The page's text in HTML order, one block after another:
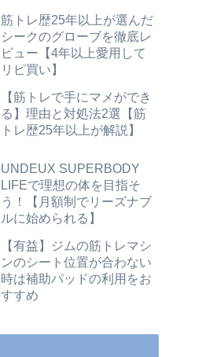
筋トレ歴25年以上が選んだ
シークのグローブを徹底レ
ビュー【4年以上愛用して
リピ買い】
【筋トレで手にマメができ
る】理由と対処法2選【筋
トレ歴25年以上が解説】
UNDEUX SUPERBODY
LIFEで理想の体を目指そ
う！【月額制でリーズナブ
ルに始められる】
【有益】ジムの筋トレマシ
ンのシート位置が合わない
時は補助パッドの利用をお
すすめ